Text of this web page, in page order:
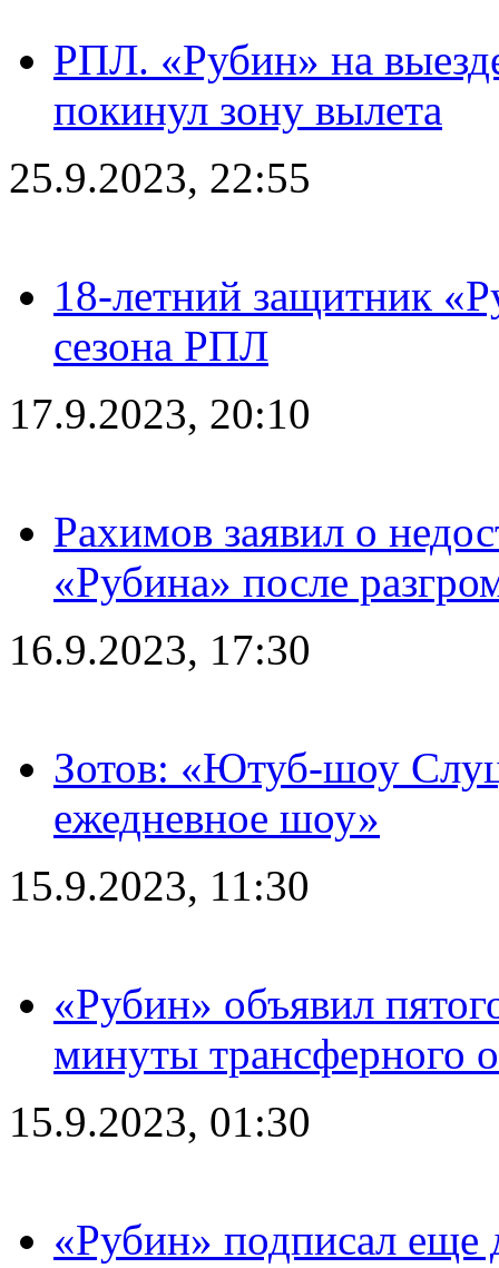
РПЛ. «Рубин» на
покинул зону вылета
25.9.2023, 22:55
18-летний защитник
сезона РПЛ
17.9.2023, 20:10
Рахимов заявил о
«Рубина» после
16.9.2023, 17:30
Зотов: «Ютуб-шоу
ежедневное шоу»
15.9.2023, 11:30
«Рубин» объявил
минуты трансферного
15.9.2023, 01:30
«Рубин» подписал еще